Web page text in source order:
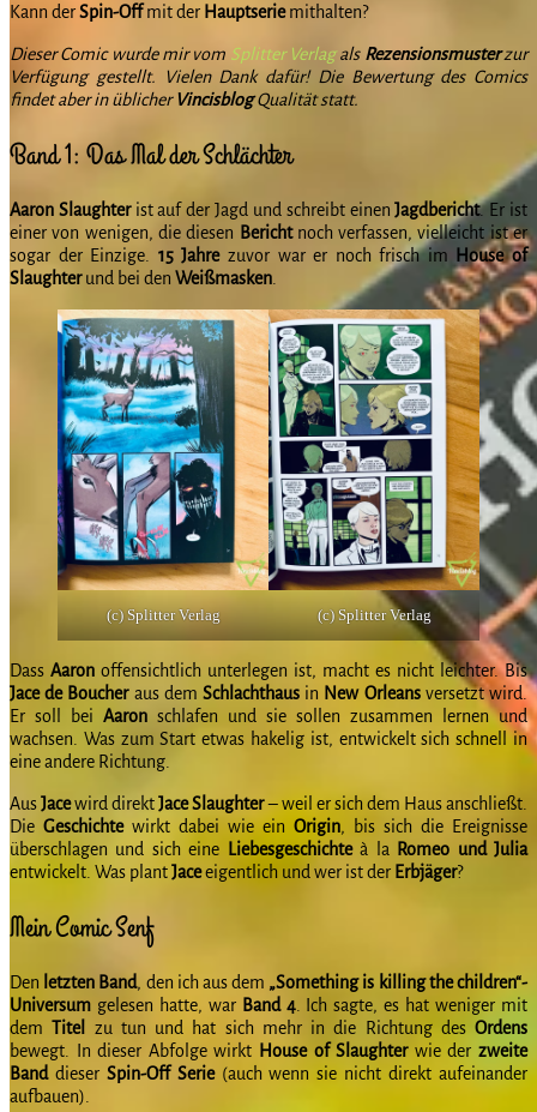
Kann derSpin-Offmit der Hauptseriemithalten?
Dieser Comic wurde mir vom Splitter Verlagals Rezensionsmusterzur
Verfügung gestellt. Vielen Dank dafür! Die Bewertung des Comics
findet aber in üblicherVincisblogQualität statt.
Band 1: Das Mal der Schlächter
Aaron Slaughterist auf der Jagd und schreibt einenJagdbericht. Er ist
einer von wenigen, die diesen Berichtnoch verfassen, vielleicht ist er
sogar der Einzige. 15 Jahrezuvor war er noch frisch im
House of
Slaughterund bei den Weißmasken
(c) Splitter Verlag (c) Splitter Verlag
Dass Aaron offensichtlich unterlegen ist, macht es nicht leichter. Bis
Jace de Boucheraus demSchlachthaus in New Orleansversetzt wird.
Er soll bei Aaron schlafen und sie sollen zusammen lernen und
wachsen. Was zum Start etwas hakelig ist, entwickelt sich schnell in
eine andere Richtung.
AusJacewird direktJace Slaughter– weil er sich dem Haus anschließt.
Die Geschichtewirkt dabei wie ein Origin, bis sich die Ereignisse
überschlagen und sich eine
Liebesgeschichteà la Romeo und Julia
entwickelt. Was plantJaceeigentlich und wer ist der Erbjäger?
Mein Comic Senf
Den letzten Band, den ich aus dem „Something is killing the children“-
Universum gelesen hatte, war Band 4. Ich sagte, es hat weniger mit
demTitel zu tun und hat sich mehr in die Richtung des Ordens
bewegt. In dieser Abfolge wirkt House of Slaughterwie derzweite
Banddieser Spin-Off Serie(auch wenn sie nicht direkt aufeinander
aufbauen).